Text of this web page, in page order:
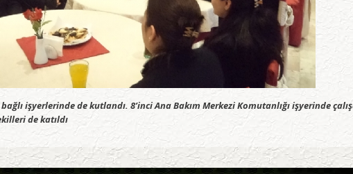
işyerlerinde de kutlandı. 8’inci Ana Bakım Merkezi Komutanlığı işyerinde
de katıldı